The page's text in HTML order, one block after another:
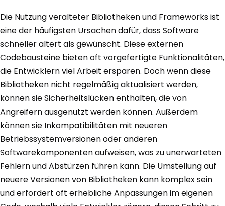
Die Nutzung veralteter Bibliotheken und Frameworks ist
eine der häufigsten Ursachen dafür, dass Software
schneller altert als gewünscht. Diese externen
Codebausteine bieten oft vorgefertigte Funktionalitäten,
die Entwicklern viel Arbeit ersparen. Doch wenn diese
Bibliotheken nicht regelmäßig aktualisiert werden,
können sie Sicherheitslücken enthalten, die von
Angreifern ausgenutzt werden können. Außerdem
können sie Inkompatibilitäten mit neueren
Betriebssystemversionen oder anderen
Softwarekomponenten aufweisen, was zu unerwarteten
Fehlern und Abstürzen führen kann. Die Umstellung auf
neuere Versionen von Bibliotheken kann komplex sein
und erfordert oft erhebliche Anpassungen im eigenen